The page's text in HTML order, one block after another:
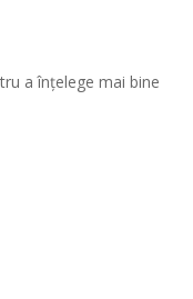
a înţelege mai bine